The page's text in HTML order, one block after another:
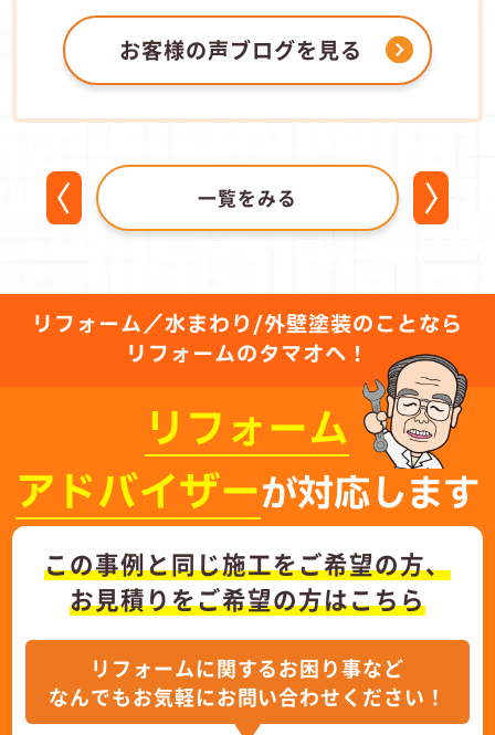
お客様の声ブログを見る
一覧をみる
リフォーム／水まわり/外壁塗装のことなら
リフォームのタマオへ！
リフォーム
アドバイザーが対応します
この事例と同じ施工をご希望の方、
お見積りをご希望の方はこちら
リフォームに関するお困り事など
なんでもお気軽にお問い合わせください！